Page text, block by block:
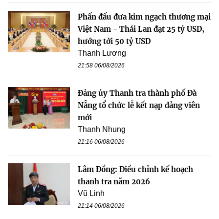
Phấn đấu đưa kim ngạch thương mại
Việt Nam - Thái Lan đạt 25 tỷ USD,
hướng tới 50 tỷ USD
Thanh Lương
21:58 06/08/2026
Đảng ủy Thanh tra thành phố Đà
Nẵng tổ chức lễ kết nạp đảng viên
mới
Thanh Nhung
21:16 06/08/2026
Lâm Đồng: Điều chỉnh kế hoạch
thanh tra năm 2026
Vũ Linh
21:14 06/08/2026